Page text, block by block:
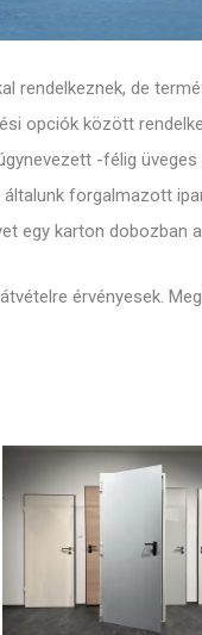
rendelkeznek, de
opciók között
-félig
forgalmazott
egy karton dobozban
érvényesek.